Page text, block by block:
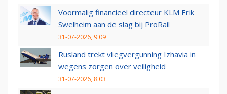
Voormalig financieel directeur KLM Erik
Swelheim aan de slag bij ProRail
31-07-2026, 9:09
Rusland trekt vliegvergunning Izhavia in
wegens zorgen over veiligheid
31-07-2026, 8:03